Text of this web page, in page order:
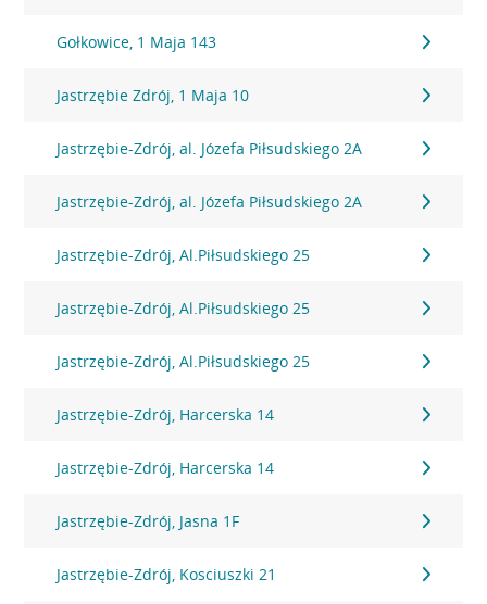
Gołkowice, 1 Maja 143
Jastrzębie Zdrój, 1 Maja 10
Jastrzębie-Zdrój, al. Józefa Piłsudskiego 2A
Jastrzębie-Zdrój, al. Józefa Piłsudskiego 2A
Jastrzębie-Zdrój, Al.Piłsudskiego 25
Jastrzębie-Zdrój, Al.Piłsudskiego 25
Jastrzębie-Zdrój, Al.Piłsudskiego 25
Jastrzębie-Zdrój, Harcerska 14
Jastrzębie-Zdrój, Harcerska 14
Jastrzębie-Zdrój, Jasna 1F
Jastrzębie-Zdrój, Kosciuszki 21